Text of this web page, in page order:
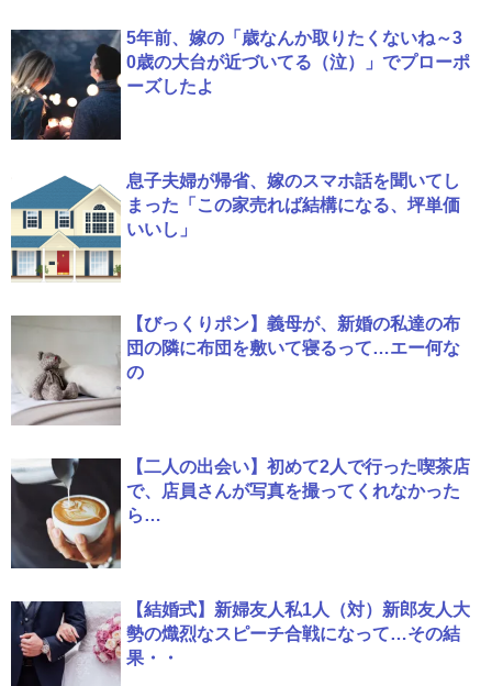
5年前、嫁の「歳なんか取りたくないね～3
0歳の大台が近づいてる（泣）」でプローポ
ーズしたよ
息子夫婦が帰省、嫁のスマホ話を聞いてし
まった「この家売れば結構になる、坪単価
いいし」
【びっくりポン】義母が、新婚の私達の布
団の隣に布団を敷いて寝るって…エー何な
の
【二人の出会い】初めて2人で行った喫茶店
で、店員さんが写真を撮ってくれなかった
ら…
【結婚式】新婦友人私1人（対）新郎友人大
勢の熾烈なスピーチ合戦になって…その結
果・・